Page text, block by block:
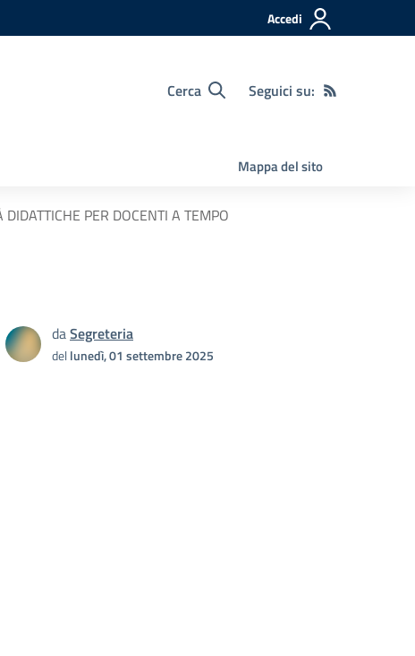
Accedi
Cerca Seguici su:
Mappa del sito
PER DOCENTI A TEMPO
daSegreteria
dellunedì, 01 settembre 2025